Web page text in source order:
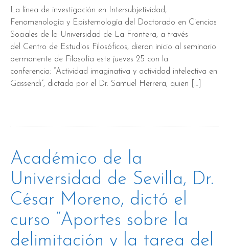
La línea de investigación en Intersubjetividad,
Fenomenología y Epistemología del Doctorado en Ciencias
Sociales de la Universidad de La Frontera, a través
del Centro de Estudios Filosóficos, dieron inicio al seminario
permanente de Filosofía este jueves 25 con la
conferencia: “Actividad imaginativa y actividad intelectiva en
Gassendi”, dictada por el Dr. Samuel Herrera, quien […]
Académico de la
Universidad de Sevilla, Dr.
César Moreno, dictó el
curso “Aportes sobre la
delimitación y la tarea del